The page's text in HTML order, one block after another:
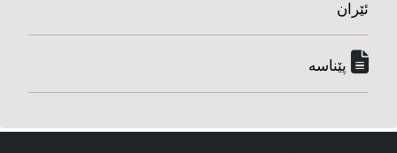
ئێران
پێناسه‌